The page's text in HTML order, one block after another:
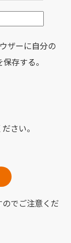
ザーに自分の
存する。
さい。
でご注意くだ